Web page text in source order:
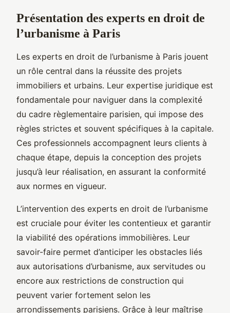
Présentation des experts en droit de
l’urbanisme à Paris
Les experts en droit de l’urbanisme à Paris jouent
un rôle central dans la réussite des projets
immobiliers et urbains. Leur expertise juridique est
fondamentale pour naviguer dans la complexité
du cadre règlementaire parisien, qui impose des
règles strictes et souvent spécifiques à la capitale.
Ces professionnels accompagnent leurs clients à
chaque étape, depuis la conception des projets
jusqu’à leur réalisation, en assurant la conformité
aux normes en vigueur.
L’intervention des experts en droit de l’urbanisme
est cruciale pour éviter les contentieux et garantir
la viabilité des opérations immobilières. Leur
savoir-faire permet d’anticiper les obstacles liés
aux autorisations d’urbanisme, aux servitudes ou
encore aux restrictions de construction qui
peuvent varier fortement selon les
arrondissements parisiens. Grâce à leur maîtrise